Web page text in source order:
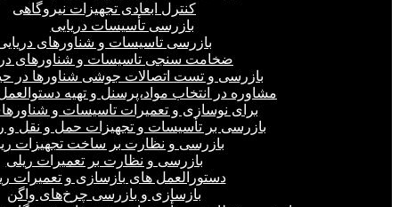
کنترل ابعادی تجهیزات نیروگاهی
بازرسی تأسیسات دریایی
بازرسی تاسیسات و شناورهای
ضخامت سنجی تاسیسات و شناورهای
بازرسی و تست اتصالات جوشی شناورها در
مشاوره در انتخاب مواد،پرسنل و تهیه
برای نوسازی و تعمیرات تاسیسات و
بازرسی بر تأسیسات و تجهیزات حمل و نقل و
بازرسی و نظارت بر ساخت تجهیزات
بازرسی و نظارت بر تعمیرات ریلی
دستورالعمل های بازسازی و تعمیرات
بازسازی و بازرسی چرخ‌های واگن